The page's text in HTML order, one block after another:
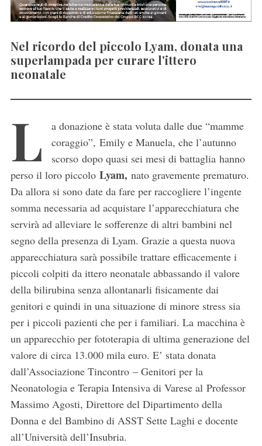
Nel ricordo del piccolo Lyam, donata una
superlampada per curare l'ittero
neonatale
L
a donazione è stata voluta dalle due “mamme
coraggio”, Emily e Manuela, che l’autunno
scorso dopo quasi sei mesi di battaglia hanno
perso il loro piccolo Lyam, nato gravemente prematuro.
Da allora si sono date da fare per raccogliere l’ingente
somma necessaria ad acquistare l’apparecchiatura che
servirà ad alleviare le sofferenze di altri bambini nel
segno della presenza di Lyam. Grazie a questa nuova
apparecchiatura sarà possibile trattare efficacemente i
piccoli colpiti da ittero neonatale abbassando il valore
della bilirubina senza allontanarli fisicamente dai
genitori e quindi in una situazione di minore stress sia
per i piccoli pazienti che per i familiari. La macchina è
un apparecchio per fototerapia di ultima generazione del
valore di circa 13.000 mila euro. E’ stata donata
dall’Associazione Tincontro – Genitori per la
Neonatologia e Terapia Intensiva di Varese al Professor
Massimo Agosti, Direttore del Dipartimento della
Donna e del Bambino di ASST Sette Laghi e docente
all’Università dell’Insubria.